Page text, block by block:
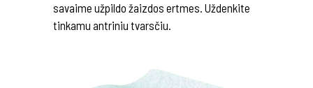
savaime užpildo žaizdos ertmes. Uždenkite
tinkamu antriniu tvarsčiu.